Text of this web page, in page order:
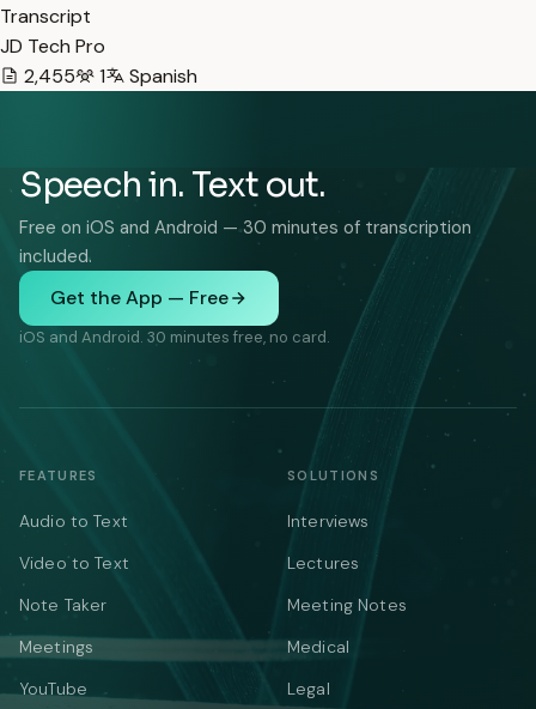
Transcript
JD Tech Pro
2,455
1 Spanish
Speech in. Text out.
Free on iOS and Android — 30 minutes of transcription
included.
Get the App — Free
iOS and Android. 30 minutes free, no card.
FEATURES
Audio to Text
Video to Text
Note Taker
Meetings
YouTube
SOLUTIONS
Interviews
Lectures
Meeting Notes
Medical
Legal